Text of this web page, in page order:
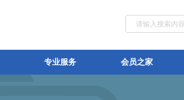
专业服务 会员之家